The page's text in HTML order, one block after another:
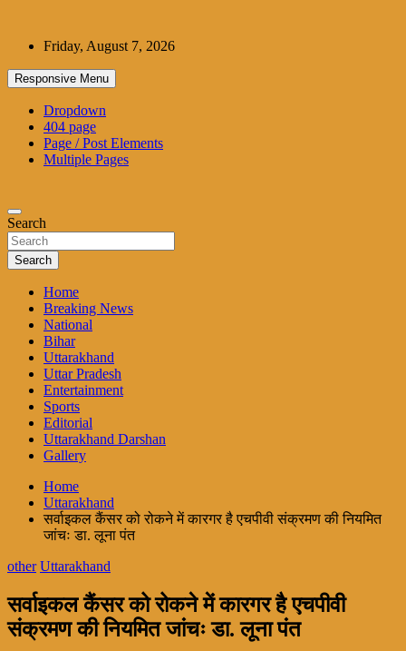
contentFriday, August 7, 2026
Responsive Menu
Dropdown
404 page
Page / Post Elements
Multiple Pages
Search
Search
Home
Breaking News
National
Bihar
Uttarakhand
Uttar Pradesh
Entertainment
Sports
Editorial
Uttarakhand Darshan
Gallery
Home
Uttarakhand
सर्वाइकल कैंसर को रोकने में कारगर है एचपीवी संक्रमण की नियमित
जांचः डा. लूना पंत
other Uttarakhand
सर्वाइकल कैंसर को रोकने में कारगर है एचपीवी
संक्रमण की नियमित जांचः डा. लूना पंत